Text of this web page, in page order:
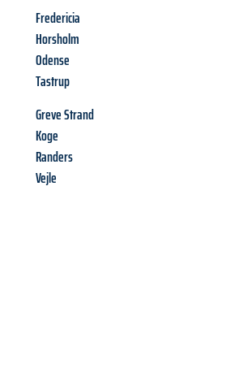
Fredericia
Horsholm
Odense
Tastrup
Greve Strand
Koge
Randers
Vejle